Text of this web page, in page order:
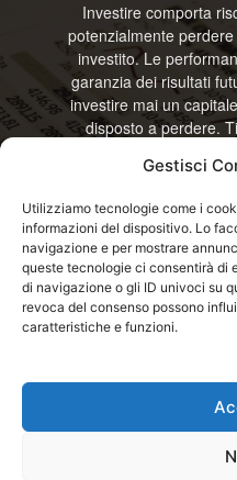
Gestisci
Utilizziamo tecnologie come i
informazioni del dispositivo. Lo
navigazione e per mostrare
queste tecnologie ci consentirà di
di navigazione o gli ID univoci su
revoca del consenso possono
caratteristiche e funzioni.
Investire comporta
potenzialmente
investito. Le
garanzia dei risultati
investire mai un
disposto a perdere.
RisparmiOggi non offre
e non si assume la
informazioni riportate.
a usare questo sito
questo sito, dichiari di
previste.
Contattaci:
Disclaimer / Avviso sui